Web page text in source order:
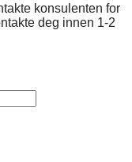
konsulenten for
deg innen 1-2